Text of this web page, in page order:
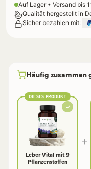
Auf Lager • Versand bis
Qualität hergestellt in
Sicher bezahlen mit:
Häufig zusammen
DIESES PRODUKT
Leber Vital mit 9
Pflanzenstoffen
+